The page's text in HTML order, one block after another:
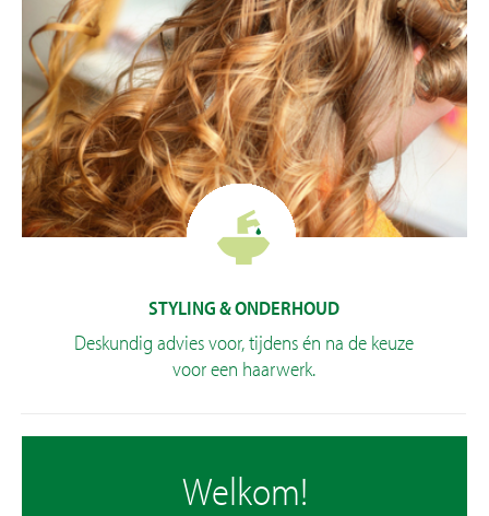
STYLING & ONDERHOUD
Deskundig advies voor, tijdens én na de keuze
voor een haarwerk.
Onderhoud synthetisch haarwerk
Verzorging hoofdhuid
Welkom!